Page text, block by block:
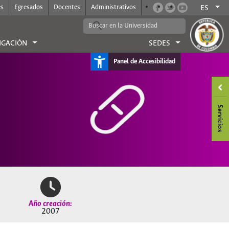
Egresados Docentes Administrativos ES
SEDES
Panel de Accesibilidad
Año creación:
2007